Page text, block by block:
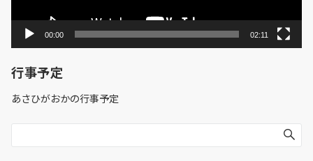
00:00 02:11
行事予定
あさひがおかの行事予定